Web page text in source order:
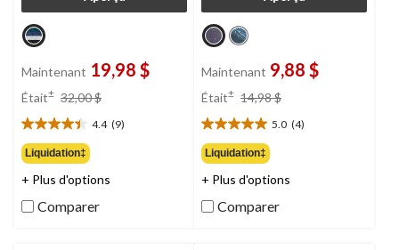
Maintenant 19,98 $
Était± 32,00 $
32,00 $
4.4 (9)
4.4
étoile(s)
sur
5.
9
évaluations
Liquidation‡
+ Plus d'options
Comparer
Maintenant 9,88 $
Était± 14,98 $
14,98 $
5.0 (4)
5.0
étoile(s)
sur
5.
4
évaluations
Liquidation‡
+ Plus d'options
Comparer